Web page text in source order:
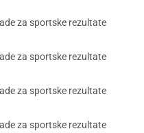
za sportske rezultate
za sportske rezultate
za sportske rezultate
za sportske rezultate